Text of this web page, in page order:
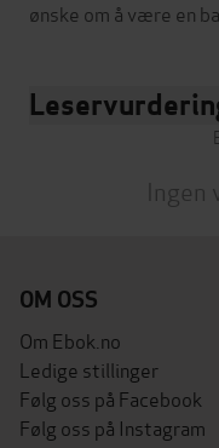
OM OSS
Om Ebok.no
Ledige stillinger
Følg oss på Facebook
Følg oss på Instagram